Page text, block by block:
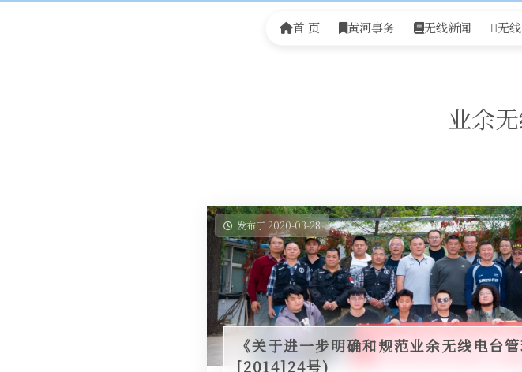
首 页 黄河事务 无线新闻 无
业余
发布于 2020-03-28
《关于进一步明确和规范业余无线电台
[2014]24号)